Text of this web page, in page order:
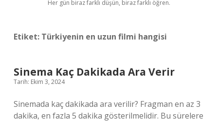
Her gün biraz farklı düşün, biraz farklı öğren.
Etiket: Türkiyenin en uzun filmi hangisi
Sinema Kaç Dakikada Ara Verir
Tarih: Ekim 3, 2024
Sinemada kaç dakikada ara verilir? Fragman en az 3
dakika, en fazla 5 dakika gösterilmelidir. Bu sürelere